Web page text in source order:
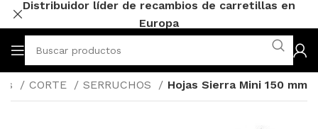
CORTE SERRUCHOS Hojas Sierra Mini 150 mm
Distribuidor líder de recambios de carretillas en
Europa